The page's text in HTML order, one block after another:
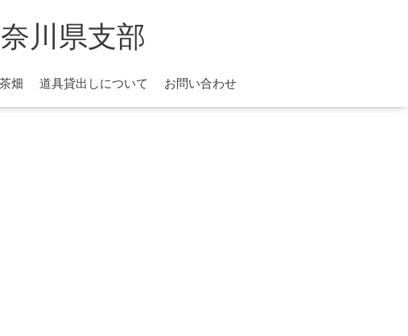
川県支部
畑 道具貸出しについて お問い合わせ